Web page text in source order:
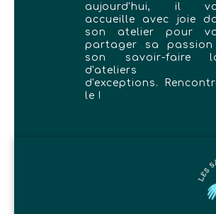
aujourd'hui, il
accueille avec joie
son atelier pour
partager sa
son savoir-faire
d'ateliers
d'exceptions.
le !